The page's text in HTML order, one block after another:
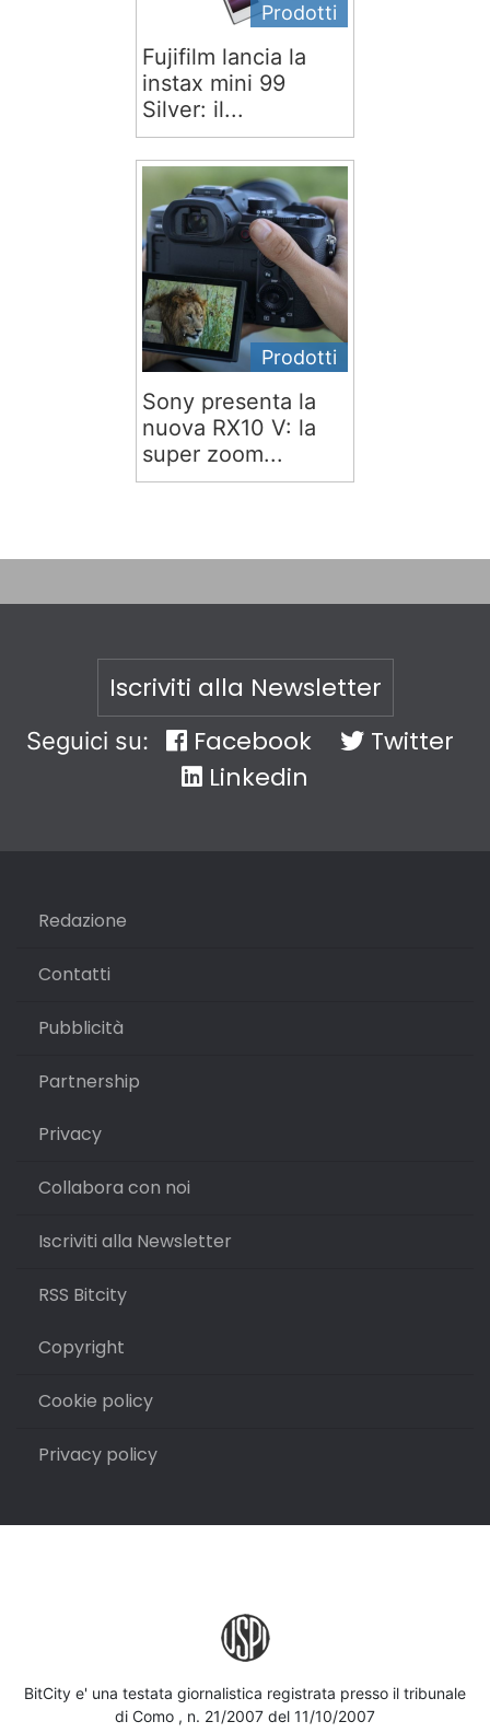
Prodotti
Fujifilm lancia la
instax mini 99
Silver: il...
Prodotti
Sony presenta la
nuova RX10 V: la
super zoom...
Iscriviti alla Newsletter
Seguici su: Facebook
Twitter
Linkedin
Redazione
Contatti
Pubblicità
Partnership
Privacy
Collabora con noi
Iscriviti alla Newsletter
RSS Bitcity
Copyright
Cookie policy
Privacy policy
BitCity e' una testata giornalistica registrata presso il tribunale
di Como , n. 21/2007 del 11/10/2007